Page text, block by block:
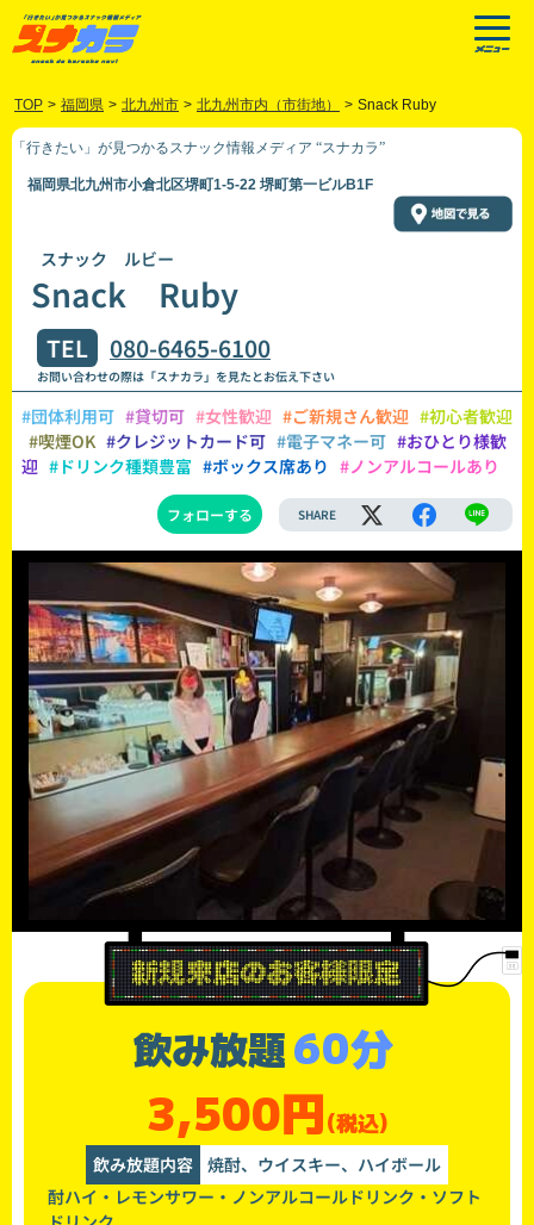
TOP > 福岡県 > 北九州市 > 北九州市内（市街地） > Snack Ruby
「行きたい」が見つかるスナック情報メディア “スナカラ”
福岡県北九州市小倉北区堺町1-5-22 堺町第一ビルB1F
スナック ルビー
Snack Ruby
TEL 080-6465-6100
お問い合わせの際は「スナカラ」を見たとお伝え下さい
#団体利用可 #貸切可 #女性歓迎 #ご新規さん歓迎 #初心者歓迎
#喫煙OK #クレジットカード可 #電子マネー可 #おひとり様歓
迎 #ドリンク種類豊富 #ボックス席あり #ノンアルコールあり
フォローする SHARE
飲み放題60分
3,500円(税込)
飲み放題内容 焼酎、ウイスキー、ハイボール
酎ハイ・レモンサワー・ノンアルコールドリンク・ソフト